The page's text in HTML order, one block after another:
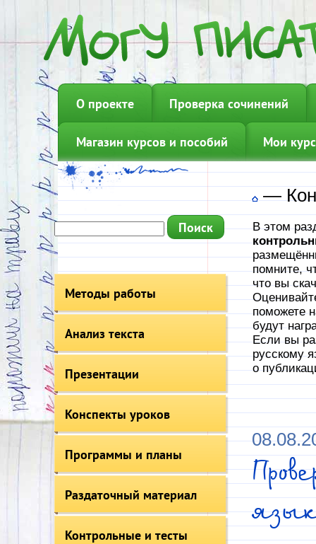
О проекте Проверка сочинений
Магазин курсов и пособий Мои
Методы работы
Анализ текста
Презентации
Конспекты уроков
Программы и планы
Раздаточный материал
Контрольные и тесты
—
В этом
помните,
что вы
поможете
будут
Если вы
русскому
о